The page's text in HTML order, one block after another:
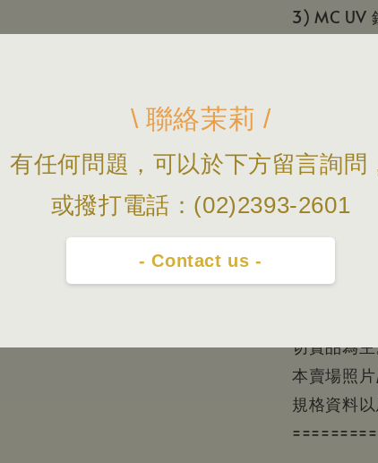
\ 聯絡茉莉 /
有任何問題，可以於下方留言詢問
或撥打電話：(02)2393-2601
- Contact us -
3) MC UV
4) 專用相
5) 可拆式
6)
8) 1 × CR2
9)
10) 《The
11) QR
上面的照
切實品為
本賣場照
規格資料